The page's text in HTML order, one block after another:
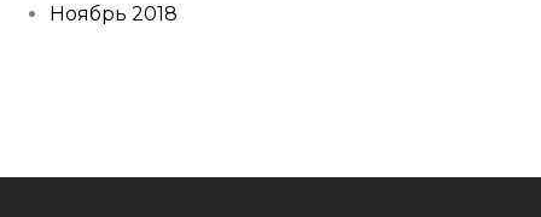
Ноябрь 2018